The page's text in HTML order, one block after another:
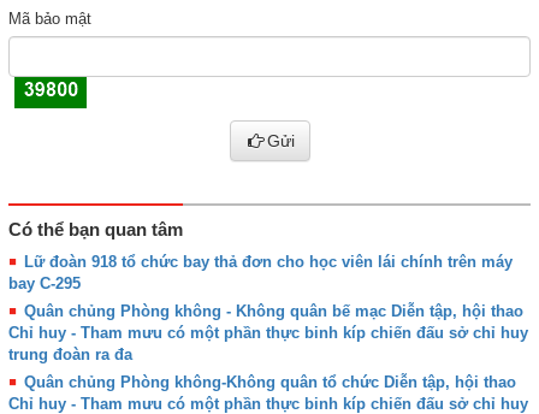
Mã bảo mật
Gửi
Có thể bạn quan tâm
Lữ đoàn 918 tổ chức bay thả đơn cho học viên lái chính trên máy
bay C-295
Quân chủng Phòng không - Không quân bế mạc Diễn tập, hội thao
Chỉ huy - Tham mưu có một phần thực binh kíp chiến đấu sở chỉ huy
trung đoàn ra đa
Quân chủng Phòng không-Không quân tổ chức Diễn tập, hội thao
Chỉ huy - Tham mưu có một phần thực binh kíp chiến đấu sở chỉ huy